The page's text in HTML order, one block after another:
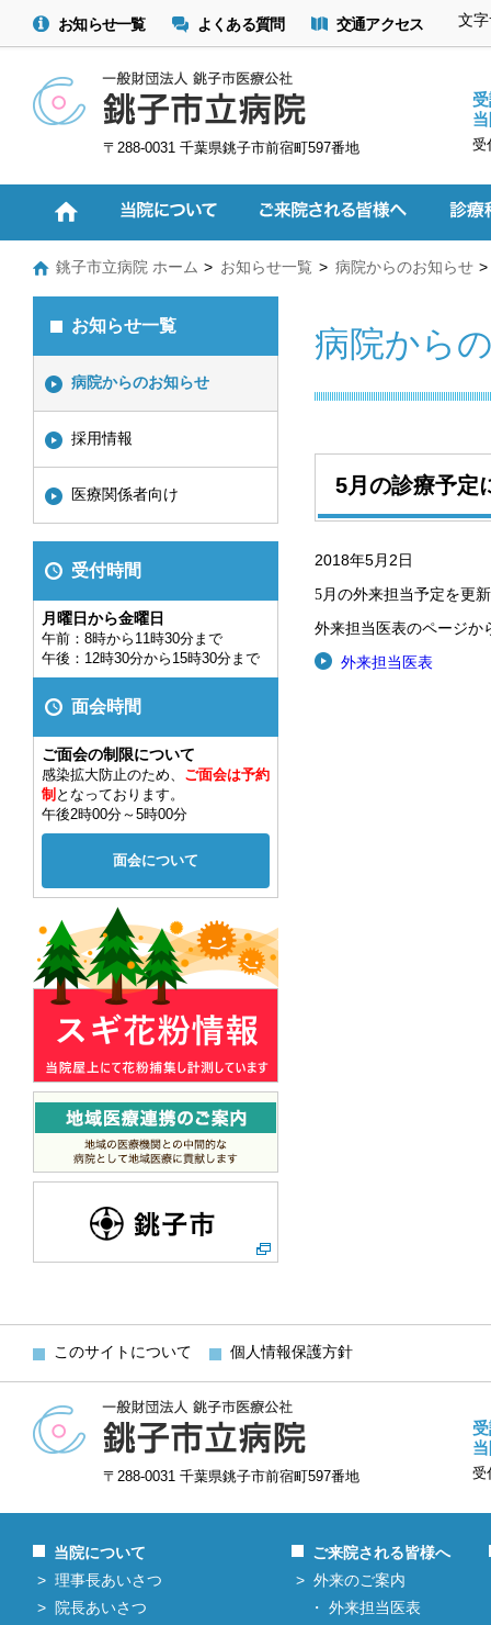
お知らせ一覧 よくある質問 交通アクセス 文
〒288-0031 千葉県銚子市前宿町597番地 受
銚子市立病院 ホーム お知らせ一覧 病院からのお知らせ
病院から
5月の診療予定
2018年5月2日
5月の外来担当予定を更
外来担当医表のページか
外来担当医表
お知らせ一覧
病院からのお知らせ
採用情報
医療関係者向け
受付時間
月曜日から金曜日
午前：8時から11時30分まで
午後：12時30分から15時30分まで
面会時間
ご面会の制限について
感染拡大防止のため、 ご面会は予約
制 となっております。
午後2時00分～5時00分
面会について
このサイトについて 個人情報保護方針
〒288-0031 千葉県銚子市前宿町597番地 受
当院について
理事長あいさつ
院長あいさつ
ご来院される皆様へ
外来のご案内
外来担当医表